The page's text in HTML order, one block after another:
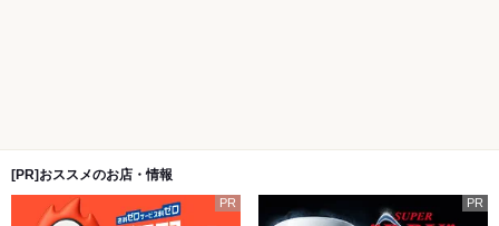
[PR]おススメのお店・情報
PR PR